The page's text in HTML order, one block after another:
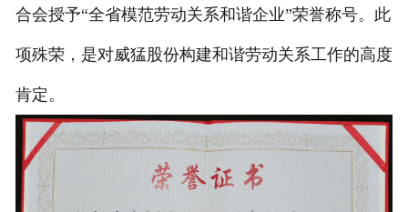
合会授予“全省模范劳动关系和谐企业”荣誉称号。此
项殊荣，是对威猛股份构建和谐劳动关系工作的高度
肯定。